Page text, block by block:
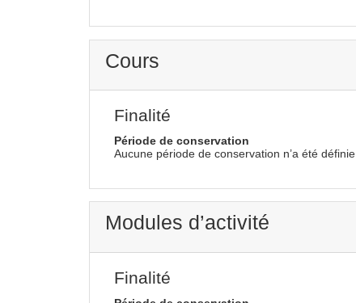
Cours
Finalité
Période de conservation
Aucune période de conservation n’a été définie
Modules d’activité
Finalité